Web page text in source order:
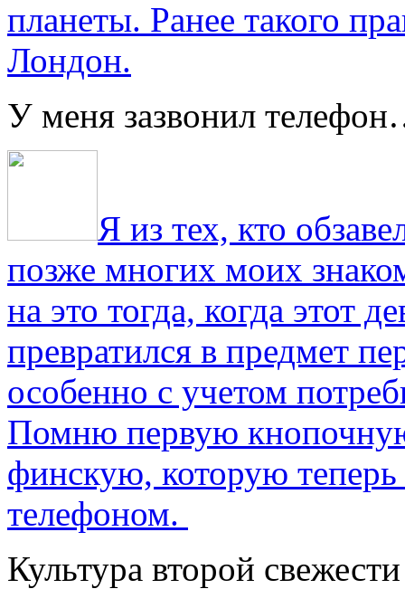
планеты. Ранее такого
Лондон.
У меня зазвонил
Я из тех, кто
позже многих моих
на это тогда, когда этот
превратился в предмет
особенно с учетом
Помню первую
финскую, которую
телефоном.
Культура второй свежести